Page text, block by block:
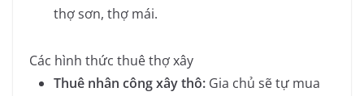
thợ sơn, thợ mái.
Các hình thức thuê thợ xây
Thuê nhân công xây thô: Gia chủ sẽ tự mua